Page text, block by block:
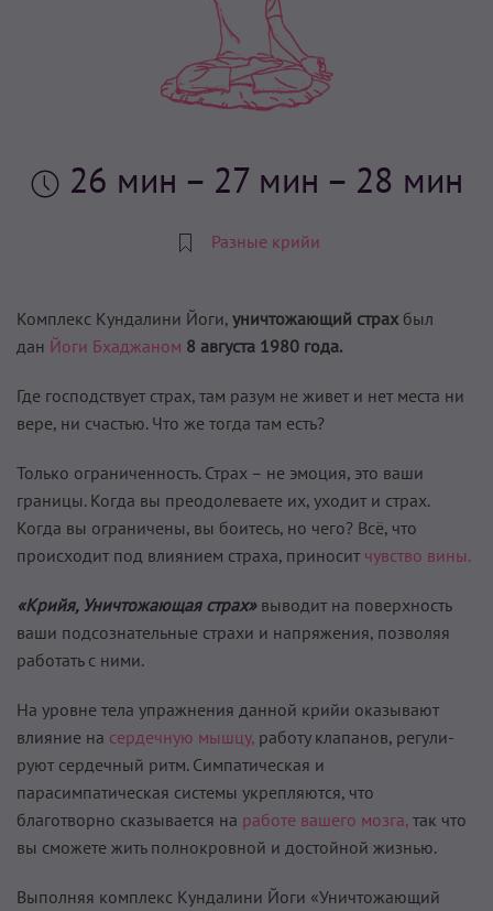
26 мин – 27 мин – 28 мин
Разные крийи
Комплекс Кундалини Йоги, уничтожающий страх был
дан Йоги Бхаджаном 8 августа 1980 года.
Где господствует страх, там разум не живет и нет места ни
вере, ни счастью. Что же тогда там есть?
Только ограниченность. Страх – не эмоция, это ваши
границы. Когда вы преодолеваете их, уходит и страх.
Когда вы ограничены, вы боитесь, но чего? Всё, что
происходит под влиянием страха, приносит чувство вины.
«Крийя, Уничтожающая страх»выводит на поверхность
ваши подсознательные страхи и напряже­ния, позволяя
работать с ними.
На уровне тела упражнения данной крийи оказывают
влияние на сердечную мышцу, работу клапанов, регули­
руют сердечный ритм. Симпатическая и
парасимпатическая системы укрепляются, что
благотворно сказывается на работе вашего мозга, так что
вы сможете жить полнокровной и достой­ной жизнью.
Выполняя комплекс Кундалини Йоги «Уничтожающий